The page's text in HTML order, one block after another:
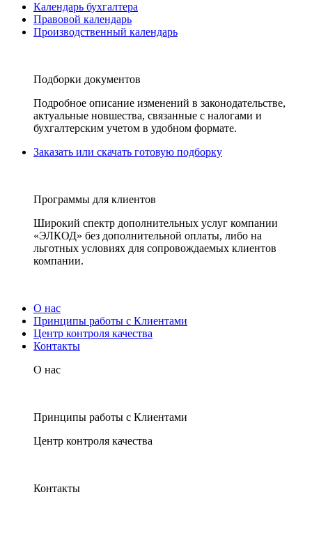
Календарь бухгалтера
Правовой календарь
Производственный календарь
Подборки документов
Подробное описание изменений в законодательстве,
актуальные новшества, связанные с налогами и
бухгалтерским учетом в удобном формате.
Заказать или скачать готовую подборку
Программы для клиентов
Широкий спектр дополнительных услуг компании
«ЭЛКОД» без дополнительной оплаты, либо на
льготных условиях для сопровождаемых клиентов
компании.
О нас
Принципы работы с Клиентами
Центр контроля качества
Контакты
О нас
Принципы работы с Клиентами
Центр контроля качества
Контакты